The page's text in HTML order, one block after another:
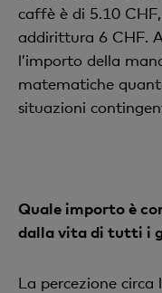
caffè è di 5.10
addirittura 6 CHF.
l’importo della
matematiche
situazioni
Quale importo è
dalla vita di tutti i
La percezione